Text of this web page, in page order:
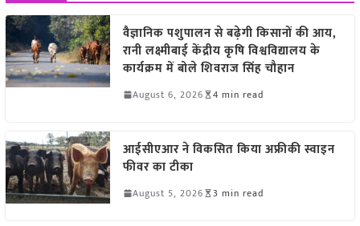
वैज्ञानिक पशुपालन से बढ़ेगी किसानों की आय,
रानी लक्ष्मीबाई केंद्रीय कृषि विश्वविद्यालय के
कार्यक्रम में बोले शिवराज सिंह चौहान
August 6, 2026 4 min read
आईसीएआर ने विकसित किया अफ्रीकी स्वाइन
फीवर का टीका
August 5, 2026 3 min read